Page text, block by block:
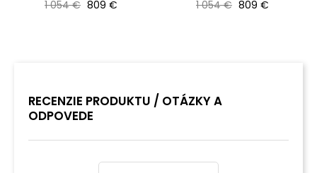
Bežná cena
1 054 € Cena
809 € Bežná cena
1 054 € Cena
809 €
RECENZIE PRODUKTU / OTÁZKY A
ODPOVEDE